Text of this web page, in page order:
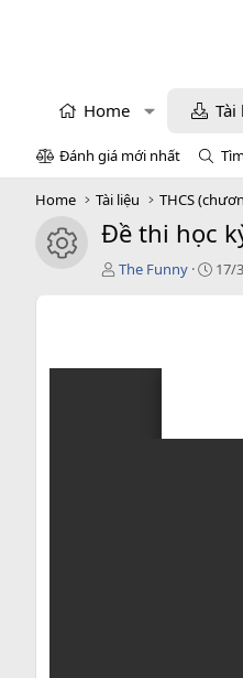
Home Tài
Đánh giá mới nhất
Home Tài liệu THCS
icon tài
Đề thi học
T
ả
The Funny
C17/